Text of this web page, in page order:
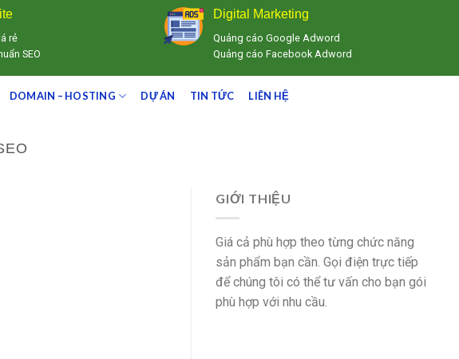
rẻ
SEO
Digital Marketing
Quảng cáo Google Adword
Quảng cáo Facebook Adword
DOMAIN – HOSTING DỰ ÁN TIN TỨC LIÊN HỆ
GIỚI THIỆU
Giá cả phù hợp theo từng chức năng
sản phẩm bạn cần. Gọi điện trực tiếp
để chúng tôi có thể tư vấn cho bạn gói
phù hợp với nhu cầu.